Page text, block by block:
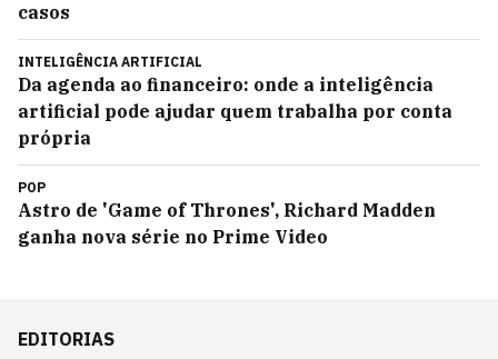
casos
INTELIGÊNCIA ARTIFICIAL
Da agenda ao financeiro: onde a inteligência
artificial pode ajudar quem trabalha por conta
própria
POP
Astro de 'Game of Thrones', Richard Madden
ganha nova série no Prime Video
EDITORIAS